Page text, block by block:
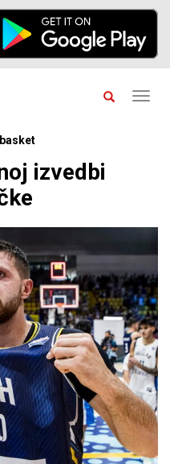
izvedbi